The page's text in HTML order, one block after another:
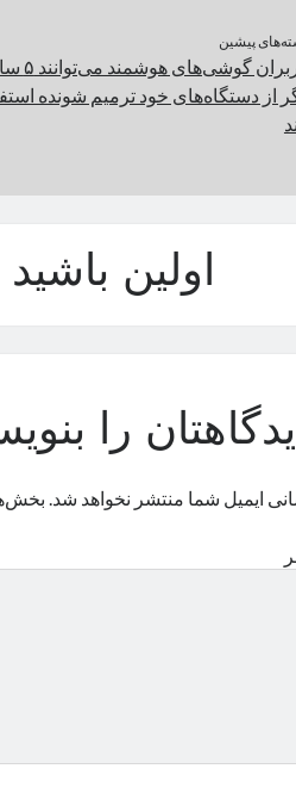
پیشین
کاربران گوشی‌های
از دستگاه‌های خود ترمیم شونده
اولین
را
ایمیل شما منتشر نخواهد شد.